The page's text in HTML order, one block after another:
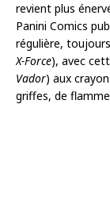
revient plus
Panini Comics
régulière,
X-Force), avec
Vador) aux
griffes, de